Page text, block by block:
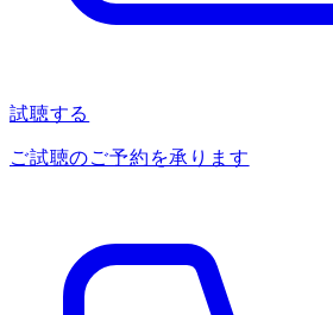
試聴する
ご試聴のご予約を承ります